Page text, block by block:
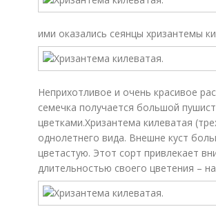
ими оказались сеянцы хризантемы
Неприхотливое и очень красивое
семечка получается большой
цветками.Хризантема килеватая
однолетнего вида. Внешне куст
цветастую. Этот сорт привлекает
длительностью своего цветения –